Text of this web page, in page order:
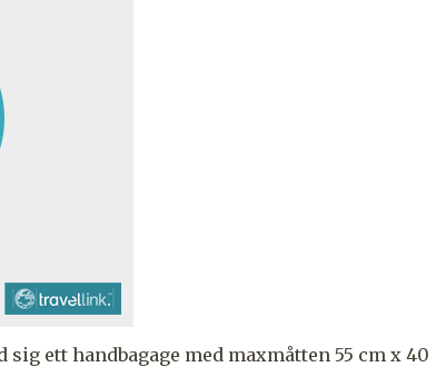
sig ett handbagage med maxmåtten 55 cm x 40